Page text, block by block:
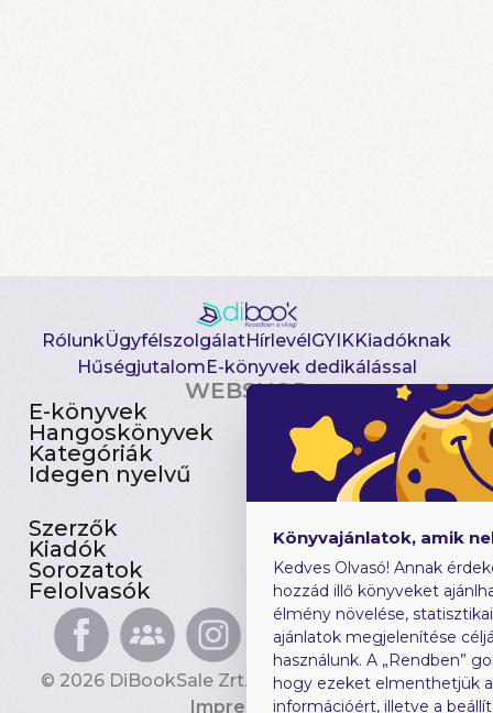
RólunkÜgyfélszolgálatHírlevélGYIKKiadóknak
HűségjutalomE-könyvek dedikálással
WEBSHOP
E-könyvek
Hangoskönyvek
Kategóriák
Idegen nyelvű
Csomagajánlatok
Akciósak
Előjegyezhetők
Újdonságok
Szerzők
Kiadók
Sorozatok
Felolvasók
Gyerekkönyvek
Heti toplista
Ajándékutalvány
Blog
© 2026 DiBookSale Zrt. Minden jog fenntartva.
Impresszum
Könyvajánlatok, amik
Kedves Olvasó! Annak
hozzád illő könyveket
élmény növelése,
ajánlatok megjelenítése
használunk. A „Rendben”
hogy ezeket elmenthetjük
információért, illetve a